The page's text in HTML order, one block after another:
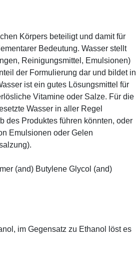
Körpers beteiligt und damit für
Bedeutung. Wasser stellt
Reinigungsmittel, Emulsionen)
der Formulierung dar und bildet in
ist ein gutes Lösungsmittel für
Vitamine oder Salze. Für die
Wasser in aller Regel
des Produktes führen könnten, oder
Emulsionen oder Gelen
(and) Butylene Glycol (and)
im Gegensatz zu Ethanol löst es